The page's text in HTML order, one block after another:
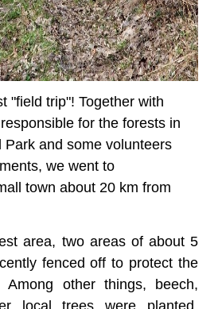
"field trip"! Together with
for the forests in
Park and some volunteers
we went to
town about 20 km from
area, two areas of about 5
fenced off to protect the
Among other things, beech,
local trees were planted.